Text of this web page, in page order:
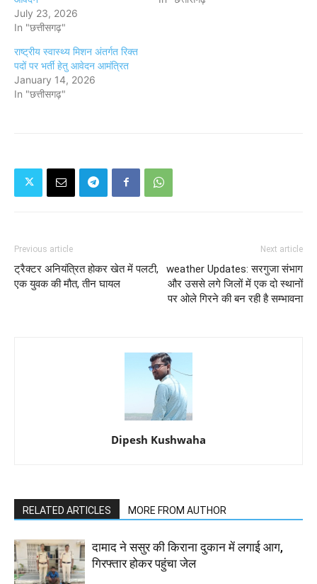
July 23, 2026
In "छत्तीसगढ़"
राष्ट्रीय स्वास्थ्य मिशन अंतर्गत रिक्त
पदों पर भर्ती हेतु आवेदन आमंत्रित
January 14, 2026
In "छत्तीसगढ़"
Previous article
ट्रैक्टर अनियंत्रित होकर खेत में पलटी,
एक युवक की मौत, तीन घायल
Next article
weather Updates: सरगुजा संभाग
और उससे लगे जिलों में एक दो स्थानों
पर ओले गिरने की बन रही है सम्भावना
Dipesh Kushwaha
RELATED ARTICLES MORE FROM AUTHOR
दामाद ने ससुर की किराना दुकान में लगाई आग,
गिरफ्तार होकर पहुंचा जेल